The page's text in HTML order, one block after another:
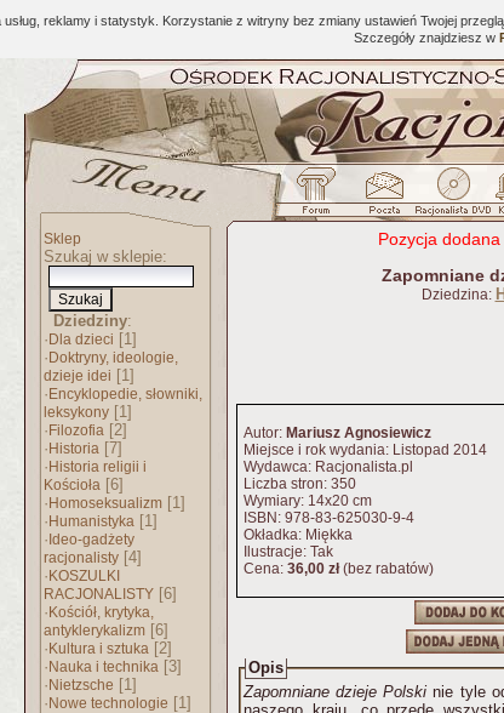
reklamy i statystyk. Korzystanie z witryny bez zmiany ustawień Twojej
Szczegóły znajdziesz w
Sklep
Szukaj w sklepie:
Dziedziny:
· Dla dzieci [1]
· Doktryny, ideologie,
dzieje idei [1]
· Encyklopedie, słowniki,
leksykony [1]
· Filozofia [2]
· Historia [7]
· Historia religii i
Kościoła [6]
· Homoseksualizm [1]
· Humanistyka [1]
· Ideo-gadżety
racjonalisty [4]
· KOSZULKI
RACJONALISTY [6]
· Kościół, krytyka,
antyklerykalizm [6]
· Kultura i sztuka [2]
· Nauka i technika [3]
· Nietzsche [1]
· Nowe technologie [1]
Pozycja
Zapomniane
Dziedzina:
Autor: Mariusz Agnosiewicz
Miejsce i rok wydania: Listopad 2014
Wydawca: Racjonalista.pl
Liczba stron: 350
Wymiary: 14x20 cm
ISBN: 978-83-625030-9-4
Okładka: Miękka
Ilustracje: Tak
Cena: 36,00 zł(bez rabatów)
Opis
Zapomniane dzieje Polski nie tyle